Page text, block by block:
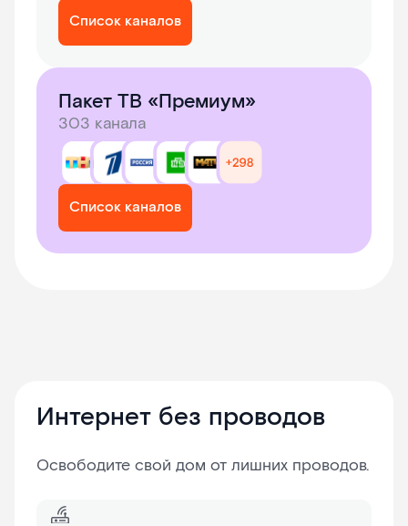
Список каналов
Пакет ТВ «Премиум»
303 канала
Список каналов
Интернет без проводов
Освободите свой дом от лишних проводов.